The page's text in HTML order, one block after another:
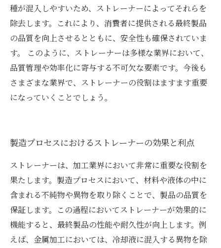
種が混入しやすいため、ストレーナーによってそれらを
除去します。これにより、消費者に提供される最終製品
の品質を向上させるとともに、安全性も確保されていま
す。 このように、ストレーナーは多様な業界において、
品質管理や効率化に寄与する不可欠な要素です。今後も
さまざまな業界で、ストレーナーの役割はますます重要
になっていくことでしょう。
製造プロセスにおけるストレーナーの効果と利点
ストレーナーは、加工業界において非常に重要な役割を
果たします。製造プロセスにおいて、材料や液体の中に
含まれる不純物や異物を取り除くことで、製品の品質を
保証します。この過程においてストレーナーが効果的に
機能すると、最終製品の性能や耐久性が向上します。例
えば、金属加工においては、冷却液に混入する異物を除